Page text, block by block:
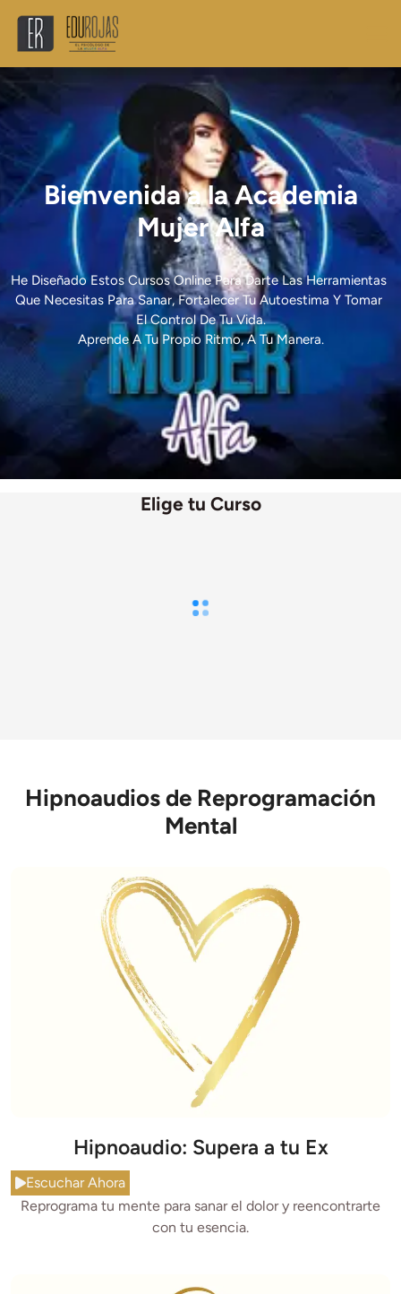
Bienvenida a la Academia
Mujer Alfa
He Diseñado Estos Cursos Online Para Darte Las Herramientas
Que Necesitas Para Sanar, Fortalecer Tu Autoestima Y Tomar
El Control De Tu Vida.
Aprende A Tu Propio Ritmo, A Tu Manera.
Elige tu Curso
Hipnoaudios de Reprogramación
Mental
Hipnoaudio: Supera a tu Ex
Escuchar Ahora
Reprograma tu mente para sanar el dolor y reencontrarte
con tu esencia.